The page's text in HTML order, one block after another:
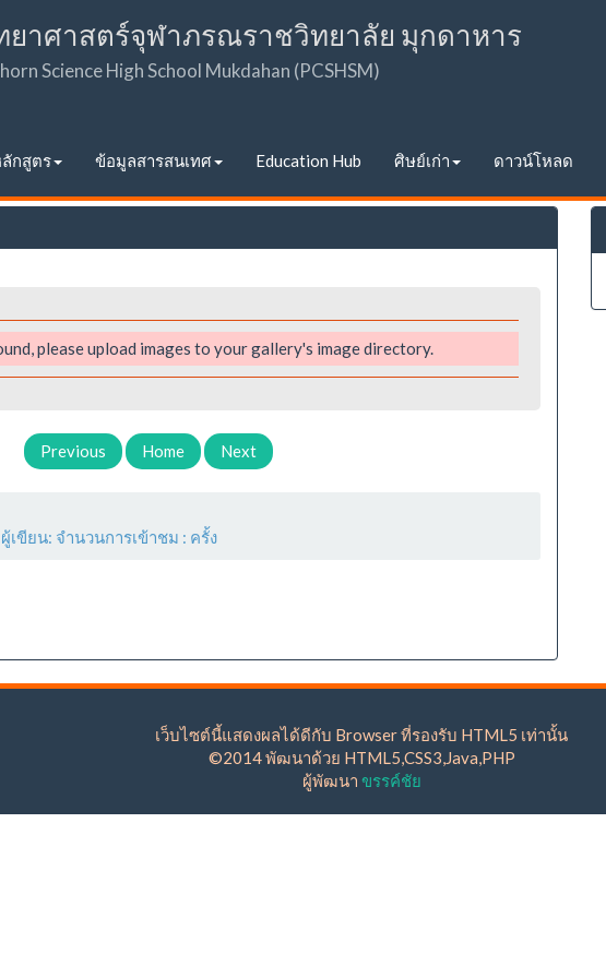
ยาศาสตร์จุฬาภรณราชวิทยาลัย มุกดาหาร
Science High School Mukdahan (PCSHSM)
กสูตร ข้อมูลสารสนเทศ Education Hub ศิษย์เก่า ดาวน์โหลด
please upload images to your gallery's image directory.
Previous Home Next
ขียน: จำนวนการเข้าชม : ครั้ง
เว็บไซต์นี้แสดงผลได้ดีกับ Browser ที่รองรับ HTML5 เท่านั้น
©2014 พัฒนาด้วย HTML5,CSS3,Java,PHP
ผู้พัฒนา ขรรค์ชัย